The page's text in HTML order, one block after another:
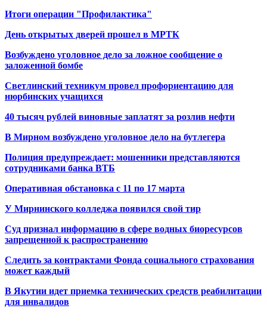
Итоги операции "Профилактика"
День открытых дверей прошел в МРТК
Возбуждено уголовное дело за ложное сообщение о
заложенной бомбе
Светлинский техникум провел профориентацию для
нюрбинских учащихся
40 тысяч рублей виновные заплатят за розлив нефти
В Мирном возбуждено уголовное дело на бутлегера
Полиция предупреждает: мошенники представляются
сотрудниками банка ВТБ
Оперативная обстановка с 11 по 17 марта
У Мирнинского колледжа появился свой тир
Cуд признал информацию в сфере водных биоресурсов
запрещенной к распространению
Следить за контрактами Фонда социального страхования
может каждый
В Якутии идет приемка технических средств реабилитации
для инвалидов